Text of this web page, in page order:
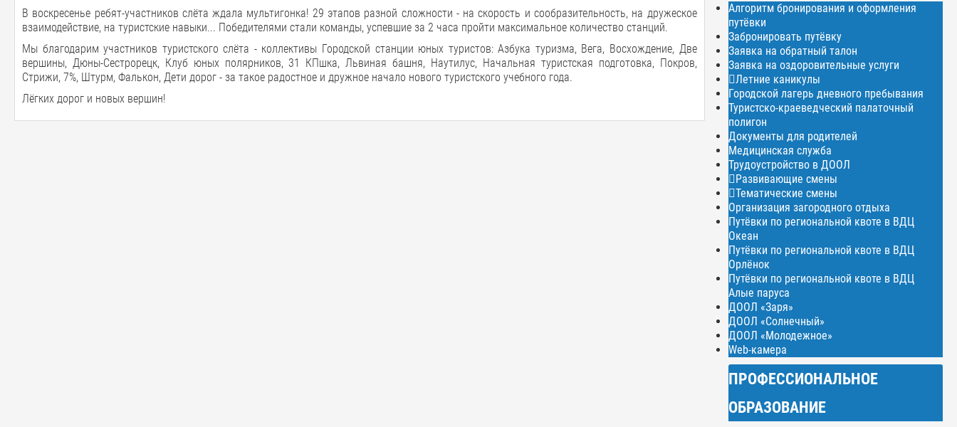
В воскресенье ребят-участников слёта ждала мультигонка! 29 этапов разной сложности - на скорость и сообразительность, на дружеское
взаимодействие, на туристские навыки... Победителями стали команды, успевшие за 2 часа пройти максимальное количество станций.
Мы благодарим участников туристского слёта - коллективы Городской станции юных туристов: Азбука туризма, Вега, Восхождение, Две
вершины, Дюны-Сестрорецк, Клуб юных полярников, 31 КПшка, Львиная башня, Наутилус, Начальная туристская подготовка, Покров,
Стрижи, 7%, Штурм, Фалькон, Дети дорог - за такое радостное и дружное начало нового туристского учебного года.
Лёгких дорог и новых вершин!
Алгоритм бронирования и оформления
путёвки
Забронировать путёвку
Заявка на обратный талон
Заявка на оздоровительные услуги
Летние каникулы
Городской лагерь дневного пребывания
Туристско-краеведческий палаточный
полигон
Документы для родителей
Медицинская служба
Трудоустройство в ДООЛ
Развивающие смены
Тематические смены
Организация загородного отдыха
Путёвки по региональной квоте в ВДЦ
Океан
Путёвки по региональной квоте в ВДЦ
Орлёнок
Путёвки по региональной квоте в ВДЦ
Алые паруса
ДООЛ «Заря»
ДООЛ «Солнечный»
ДООЛ «Молодежное»
Web-камера
ПРОФЕССИОНАЛЬНОЕ
ОБРАЗОВАНИЕ